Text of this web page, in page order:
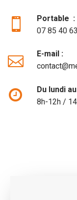


Portable :
07 85 40


E-mail :


Du lundi
8h-12h /